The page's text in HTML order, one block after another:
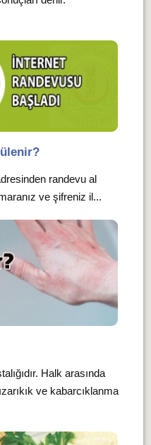
randevu al
ve şifreniz il...
Halk arasında
ve kabarcıklanma